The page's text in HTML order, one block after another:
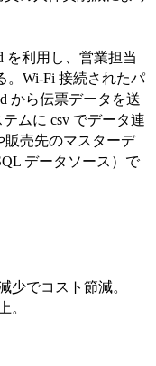
を利用し、営業担当
。Wi-Fi 接続されたパ
から伝票データを送
ムに csv でデータ連
販売先のマスターデ
データソース）で
少でコスト節減。
。